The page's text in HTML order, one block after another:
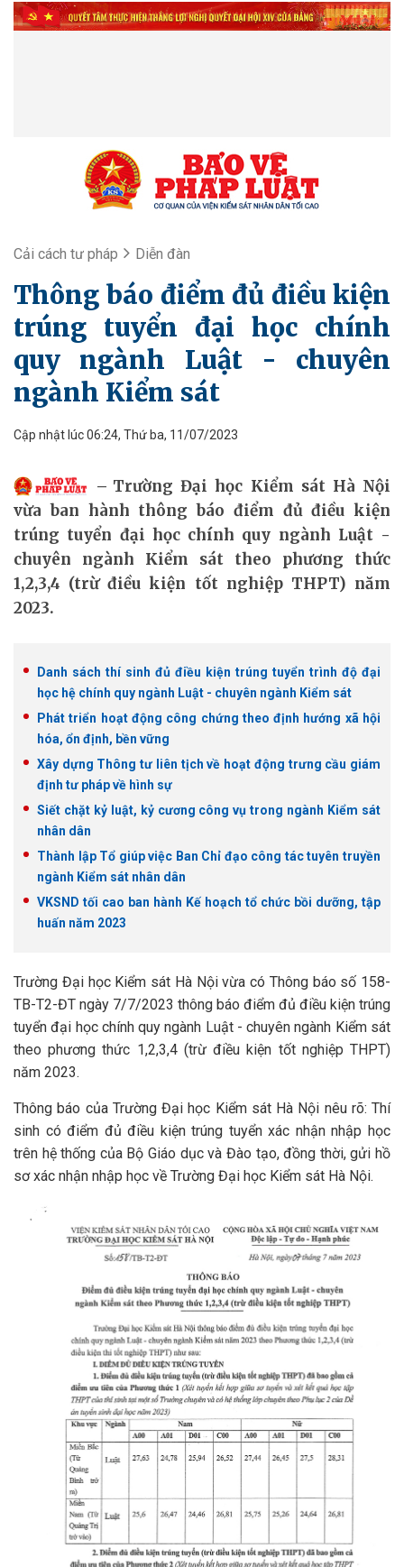
Cải cách tư pháp Diễn đàn
Thông báo điểm đủ điều kiện
trúng tuyển đại học chính
quy ngành Luật - chuyên
ngành Kiểm sát
Cập nhật lúc 06:24, Thứ ba, 11/07/2023
Trường Đại học Kiểm sát Hà Nội
vừa ban hành thông báo điểm đủ điều kiện
trúng tuyển đại học chính quy ngành Luật -
chuyên ngành Kiểm sát theo phương thức
1,2,3,4 (trừ điều kiện tốt nghiệp THPT) năm
2023.
Danh sách thí sinh đủ điều kiện trúng tuyển trình độ đại
học hệ chính quy ngành Luật - chuyên ngành Kiểm sát
Phát triển hoạt động công chứng theo định hướng xã hội
hóa, ổn định, bền vững
Xây dựng Thông tư liên tịch về hoạt động trưng cầu giám
định tư pháp về hình sự
Siết chặt kỷ luật, kỷ cương công vụ trong ngành Kiểm sát
nhân dân
Thành lập Tổ giúp việc Ban Chỉ đạo công tác tuyên truyền
ngành Kiểm sát nhân dân
VKSND tối cao ban hành Kế hoạch tổ chức bồi dưỡng, tập
huấn năm 2023
Trường Đại học Kiểm sát Hà Nội vừa có Thông báo số 158-
TB-T2-ĐT ngày 7/7/2023 thông báo điểm đủ điều kiện trúng
tuyển đại học chính quy ngành Luật - chuyên ngành Kiểm sát
theo phương thức 1,2,3,4 (trừ điều kiện tốt nghiệp THPT)
năm 2023.
Thông báo của Trường Đại học Kiểm sát Hà Nội nêu rõ: Thí
sinh có điểm đủ điều kiện trúng tuyển xác nhận nhập học
trên hệ thống của Bộ Giáo dục và Đào tạo, đồng thời, gửi hồ
sơ xác nhận nhập học về Trường Đại học Kiểm sát Hà Nội.